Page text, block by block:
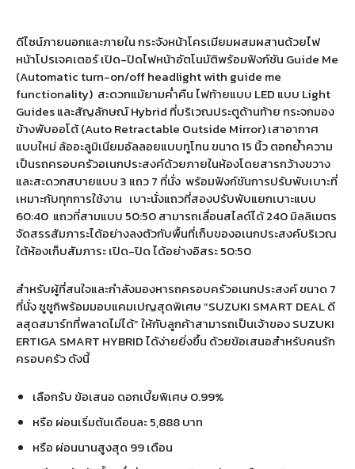
ดีไซน์ภายนอกและภายใน กระจังหน้าโครเมียมผสมผสานด้วยไฟ
หน้าโปรเจคเตอร์ เปิด-ปิดไฟหน้าอัตโนมัติพร้อมฟังก์ชัน Guide Me
(Automatic turn-on/off headlight with guide me
functionality) สะดวกแม้ยามค่ำคืน ไฟท้ายแบบ LED แบบ Light
Guides และสัญลักษณ์ Hybrid ที่บริเวณประตูด้านท้าย กระจกมอง
ข้างพับออโต้ (Auto Retractable Outside Mirror) เสาอากาศ
แบบใหม่ ล้ออะลูมิเนียมอัลลอยแบบทูโทน ขนาด 15 นิ้ว ตอกย้ำความ
เป็นรถครอบครัวอเนกประสงค์ด้วยภายในห้องโดยสารกว้างขวาง
และสะดวกสบายแบบ 3 แถว 7 ที่นั่ง พร้อมฟังก์ชันการปรับพับเบาะที่
เหมาะกับทุกการใช้งาน เบาะนั่งแถวที่สองปรับพับแยกเบาะแบบ
60:40 แถวที่สามแบบ 50:50 สามารถเลื่อนสไลด์ได้ 240 มิลลิเมตร
จัดสรรสัมภาระได้อย่างลงตัวกับพื้นที่เก็บของอเนกประสงค์บริเวณ
ใต้ห้องเก็บสัมภาระ เปิด-ปิด ได้อย่างอิสระ 50:50
สำหรับผู้ที่สนใจและกำลังมองหารถครอบครัวอเนกประสงค์ ขนาด 7
ที่นั่ง ซูซูกิพร้อมมอบแคมเปญสุดพิเศษ “SUZUKI SMART DEAL ดี
ลสุดสมาร์ทที่พลาดไม่ได้” ให้กับลูกค้าสามารถเป็นเจ้าของ SUZUKI
ERTIGA SMART HYBRID ได้ง่ายยิ่งขึ้น ด้วยข้อเสนอสำหรับคนรัก
ครอบครัว ดังนี้
เลือกรับ ข้อเสนอ ดอกเบี้ยพิเศษ 0.99%
หรือ ผ่อนเริ่มต้นเดือนละ 5,888 บาท
หรือ ผ่อนนานสูงสุด 99 เดือน